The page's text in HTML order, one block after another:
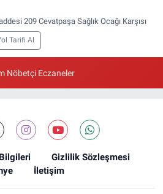
209 Cevatpaşa Sağlık Ocağı Karşısı
Tarifi Al
Nöbetçi Eczaneler
Gizlilik Sözleşmesi
İletişim